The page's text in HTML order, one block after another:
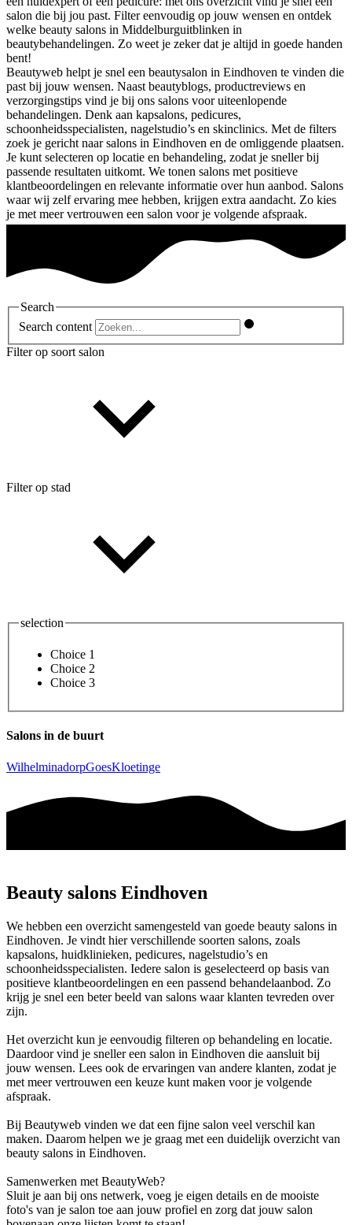
salon die bij jou past. Filter eenvoudig op jouw wensen en ontdek
welke beauty salons in Middelburguitblinken in
beautybehandelingen. Zo weet je zeker dat je altijd in goede handen
bent!
Beautyweb helpt je snel een beautysalon in Eindhoven te vinden die
past bij jouw wensen. Naast beautyblogs, productreviews en
verzorgingstips vind je bij ons salons voor uiteenlopende
behandelingen. Denk aan kapsalons, pedicures,
schoonheidsspecialisten, nagelstudio’s en skinclinics. Met de filters
zoek je gericht naar salons in Eindhoven en de omliggende plaatsen.
Je kunt selecteren op locatie en behandeling, zodat je sneller bij
passende resultaten uitkomt. We tonen salons met positieve
klantbeoordelingen en relevante informatie over hun aanbod. Salons
waar wij zelf ervaring mee hebben, krijgen extra aandacht. Zo kies
je met meer vertrouwen een salon voor je volgende afspraak.
Search
Search content
Filter op soort salon
Filter op stad
selection
Choice 1
Choice 2
Choice 3
Salons in de buurt
WilhelminadorpGoesKloetinge
Beauty salons Eindhoven
We hebben een overzicht samengesteld van goede beauty salons in
Eindhoven. Je vindt hier verschillende soorten salons, zoals
kapsalons, huidklinieken, pedicures, nagelstudio’s en
schoonheidsspecialisten. Iedere salon is geselecteerd op basis van
positieve klantbeoordelingen en een passend behandelaanbod. Zo
krijg je snel een beter beeld van salons waar klanten tevreden over
zijn.
Het overzicht kun je eenvoudig filteren op behandeling en locatie.
Daardoor vind je sneller een salon in Eindhoven die aansluit bij
jouw wensen. Lees ook de ervaringen van andere klanten, zodat je
met meer vertrouwen een keuze kunt maken voor je volgende
afspraak.
Bij Beautyweb vinden we dat een fijne salon veel verschil kan
maken. Daarom helpen we je graag met een duidelijk overzicht van
beauty salons in Eindhoven.
Samenwerken met BeautyWeb?
Sluit je aan bij ons netwerk, voeg je eigen details en de mooiste
foto's van je salon toe aan jouw profiel en zorg dat jouw salon